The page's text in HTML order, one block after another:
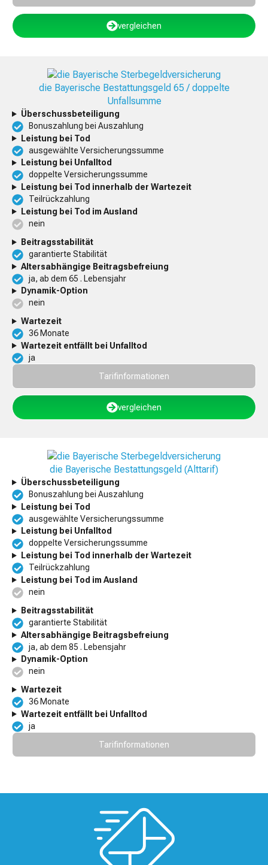
vergleichen
die Bayerische Bestattungsgeld 65 / doppelte
Unfallsumme
Überschussbeteiligung
Bonuszahlung bei Auszahlung
Leistung bei Tod
ausgewählte Versicherungssumme
Leistung bei Unfalltod
doppelte Versicherungssumme
Leistung bei Tod innerhalb der Wartezeit
Teilrückzahlung
Leistung bei Tod im Ausland
nein
Beitragsstabilität
garantierte Stabilität
Altersabhängige Beitragsbefreiung
ja, ab dem 65 . Lebensjahr
Dynamik-Option
nein
Wartezeit
36 Monate
Wartezeit entfällt bei Unfalltod
ja
Tarifinformationen
vergleichen
die Bayerische Bestattungsgeld (Alttarif)
Überschussbeteiligung
Bonuszahlung bei Auszahlung
Leistung bei Tod
ausgewählte Versicherungssumme
Leistung bei Unfalltod
doppelte Versicherungssumme
Leistung bei Tod innerhalb der Wartezeit
Teilrückzahlung
Leistung bei Tod im Ausland
nein
Beitragsstabilität
garantierte Stabilität
Altersabhängige Beitragsbefreiung
ja, ab dem 85 . Lebensjahr
Dynamik-Option
nein
Wartezeit
36 Monate
Wartezeit entfällt bei Unfalltod
ja
Tarifinformationen